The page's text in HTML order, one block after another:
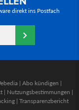
direkt ins Postfach
| Abo kündigen |
| Nutzungsbestimmungen |
| Transparenzbericht